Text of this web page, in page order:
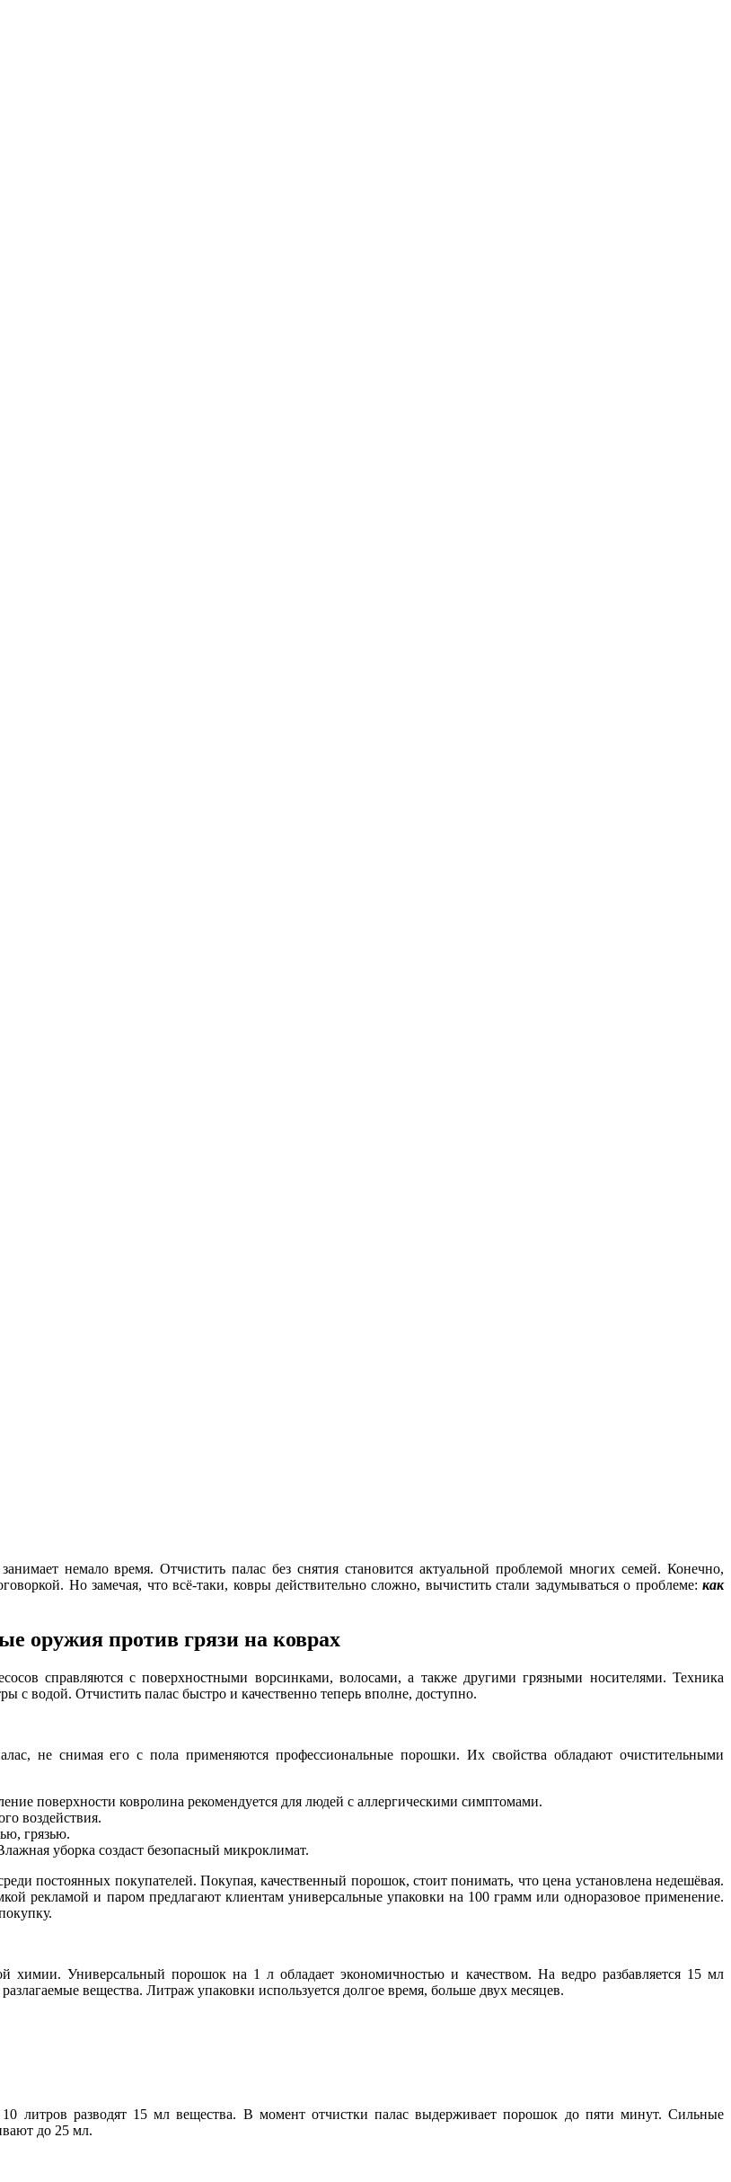
немало время. Отчистить палас без снятия становится актуальной проблемой многих семей. Конечно,
Но замечая, что всё-таки, ковры действительно сложно, вычистить стали задумываться о проблеме: как
оружия против грязи на коврах
справляются с поверхностными ворсинками, волосами, а также другими грязными носителями. Техника
водой. Отчистить палас быстро и качественно теперь вполне, доступно.
не снимая его с пола применяются профессиональные порошки. Их свойства обладают очистительными
поверхности ковролина рекомендуется для людей с аллергическими симптомами.
воздействия.
грязью.
уборка создаст безопасный микроклимат.
постоянных покупателей. Покупая, качественный порошок, стоит понимать, что цена установлена недешёвая.
рекламой и паром предлагают клиентам универсальные упаковки на 100 грамм или одноразовое применение.
химии. Универсальный порошок на 1 л обладает экономичностью и качеством. На ведро разбавляется 15 мл
вещества. Литраж упаковки используется долгое время, больше двух месяцев.
литров разводят 15 мл вещества. В момент отчистки палас выдерживает порошок до пяти минут. Сильные
до 25 мл.